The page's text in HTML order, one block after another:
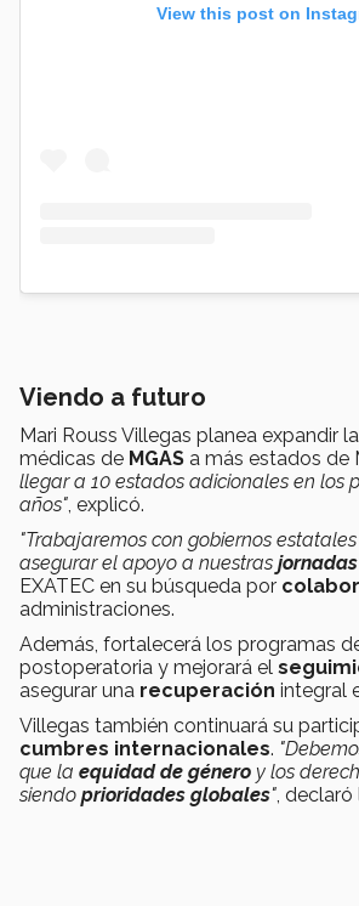
View this post on
Viendo a futuro
Mari Rouss Villegas planea expandir
médicas de MGAS a más estados de
llegar a 10 estados adicionales en los
años", explicó.
"Trabajaremos con gobiernos
asegurar el apoyo a nuestras jornadas
EXATEC en su búsqueda por
administraciones.
Además, fortalecerá los programas
postoperatoria y mejorará el
asegurar una recuperación integral
Villegas también continuará su
cumbres internacionales.
que la equidad de género y los
siendo prioridades globales", declaró